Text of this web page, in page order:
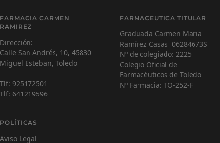
4
FARMACIA CARMEN
RAMIREZ
Dirección:
Calle San Andrés, 10, 45830
Miguel Esteban, Toledo
Tlf: 925172501
Tlf: 641219596
FARMACEUTICA TITULAR
Graduada Carmen Maria
Ramírez Casas 06284673S
Nº de colegiado: 2225
Colegio Oficial de
Farmacéuticos de Toledo
Nº Farmacia: TO-252-F
POLÍTICAS
Aviso Legal
C Farmacéutica Virtual - En línea
¡Hola! Soy Carmen 😊, tu farmacéutica virtual.
¿Cómo estás hoy y en qué puedo ayudarte?